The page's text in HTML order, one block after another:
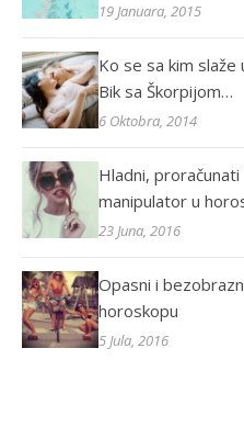
19 Januara, 2015
Ko se sa kim slaže
Bik sa Škorpijom…
6 Oktobra, 2014
Hladni,
manipulator u
23 Juna, 2016
Opasni i
horoskopu
5 Jula, 2016